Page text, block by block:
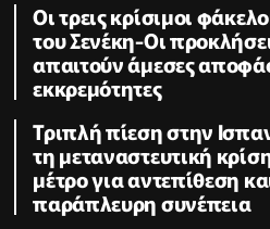
Οι τρεις κρίσιμοι
του Σενέκη-Οι
απαιτούν άμεσες
εκκρεμότητες
Τριπλή πίεση στην
τη μεταναστευτική
μέτρο για αντεπίθεση
παράπλευρη συνέπεια